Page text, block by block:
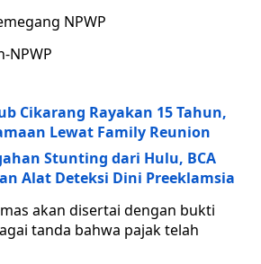
NPWP
NPWP
Cikarang Rayakan 15 Tahun,
Lewat Family Reunion
Stunting dari Hulu, BCA
Alat Deteksi Dini Preeklamsia
akan disertai dengan bukti
tanda bahwa pajak telah